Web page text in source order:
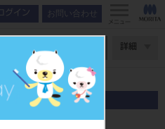
グイン お問い合わせ
メニュー
詳細